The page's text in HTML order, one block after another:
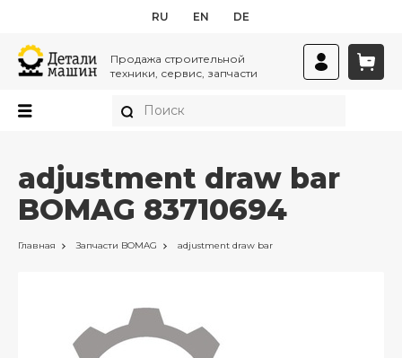
RU EN DE
Продажа строительной
техники, сервис, запчасти
adjustment draw bar
BOMAG 83710694
Главная Запчасти BOMAG adjustment draw bar